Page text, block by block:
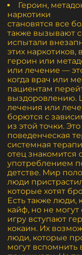
Героин,
наркотики
становятся все
также вызывают
испытали
этих
героин или
или лечение —
когда врач или
пациентам
выздоровлению.
лечения или
борются с
из этой точки.
поведенческая
системная
отец знакомится
употреблением
детстве. Мир
люди
которые хотят
Есть также люди,
кайф, но не могут
игру вступают
кокаин. Их
люди, которые
могут вспомнить